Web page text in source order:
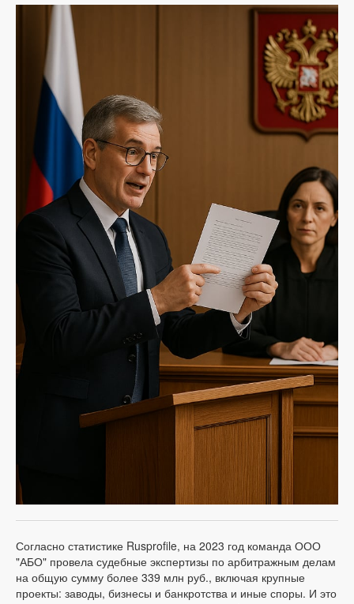
Согласно статистике Rusprofile, на 2023 год команда ООО
"АБО" провела судебные экспертизы по арбитражным делам
на общую сумму более 339 млн руб., включая крупные
проекты: заводы, бизнесы и банкротства и иные споры. И это